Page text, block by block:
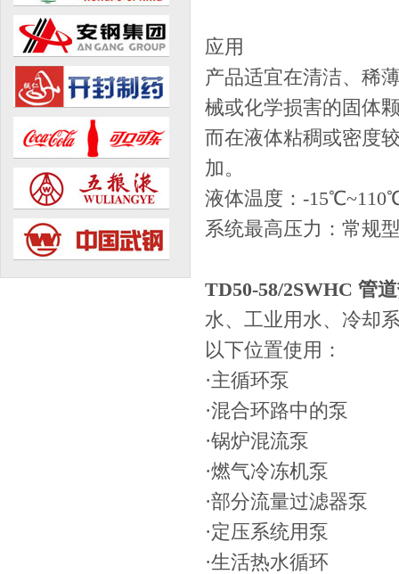
应用
产品适宜在清洁、稀
械或化学损害的固体
而在液体粘稠或密度
加。
液体温度：-
系统最高压力：常规
TD50-58/2SWHC 管
水、工业用水、冷却
以下位置使用：
·主循环泵
·混合环路中的泵
·锅炉混流泵
·燃气冷冻机泵
·部分流量过滤器泵
·定压系统用泵
·生活热水循环